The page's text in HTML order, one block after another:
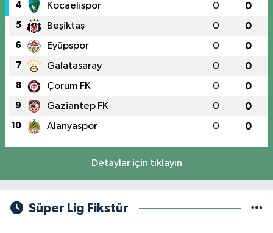
4 Kocaelispor 0 0
5 Beşiktaş 0 0
6 Eyüpspor 0 0
7 Galatasaray 0 0
8 Çorum FK 0 0
9 Gaziantep FK 0 0
10 Alanyaspor 0 0
Detaylar için tıklayın
Süper Lig Fikstür